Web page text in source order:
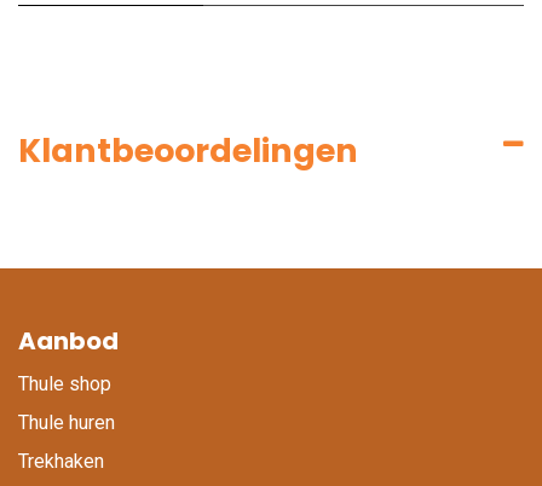
Klantbeoordelingen
Aanbod
Thule shop
Thule huren
Trekhaken